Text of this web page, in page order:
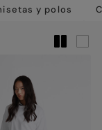
y polos